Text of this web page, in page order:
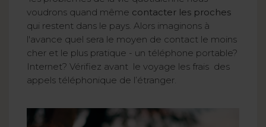
voudrons quand même contacter les proches
qui restent dans le pays. Alors imaginons à
l'avance quel sera le moyen de contact le moins
cher et le plus pratique - un téléphone portable?
Internet? Vérifiez avant le voyage les frais des
appels téléphonique de l’étranger.